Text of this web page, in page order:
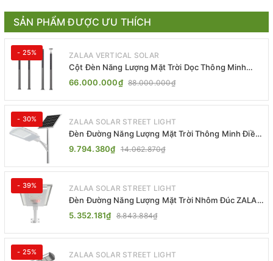
SẢN PHẨM ĐƯỢC ƯU THÍCH
- 25% ZALAA VERTICAL SOLAR
Cột Đèn Năng Lượng Mặt Trời Dọc Thông Minh
ZSR-YYDS-360 | ZALAA Jsc
66.000.000₫ 88.000.000₫
- 30% ZALAA SOLAR STREET LIGHT
Đèn Đường Năng Lượng Mặt Trời Thông Minh Điều
Khiển MPPT ZL-GMX01 ZALAA
9.794.380₫ 14.062.870₫
- 39% ZALAA SOLAR STREET LIGHT
Đèn Đường Năng Lượng Mặt Trời Nhôm Đúc ZALAA
ZL-BWH Cao Cấp IP65
5.352.181₫ 8.843.884₫
- 25% ZALAA SOLAR STREET LIGHT